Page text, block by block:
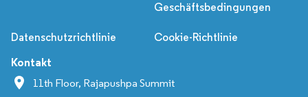
Geschäftsbedingungen
Datenschutzrichtlinie Cookie-Richtlinie
Kontakt
11th Floor, Rajapushpa Summit